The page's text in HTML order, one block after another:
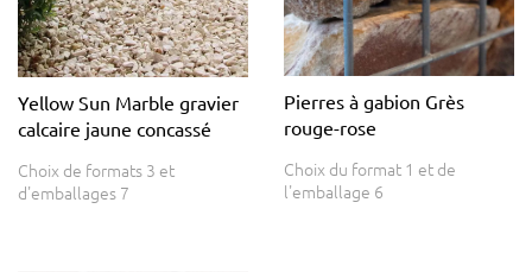
Yellow Sun Marble gravier
calcaire jaune concassé
Choix de formats 3 et
d'emballages 7
Pierres à gabion Grès
rouge-rose
Choix du format 1 et de
l'emballage 6